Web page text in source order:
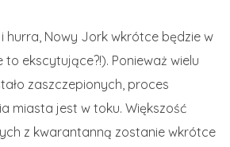
hurra, Nowy Jork wkrótce będzie w
ekscytujące?!). Ponieważ wielu
zaszczepionych, proces
miasta jest w toku. Większość
z kwarantanną zostanie wkrótce